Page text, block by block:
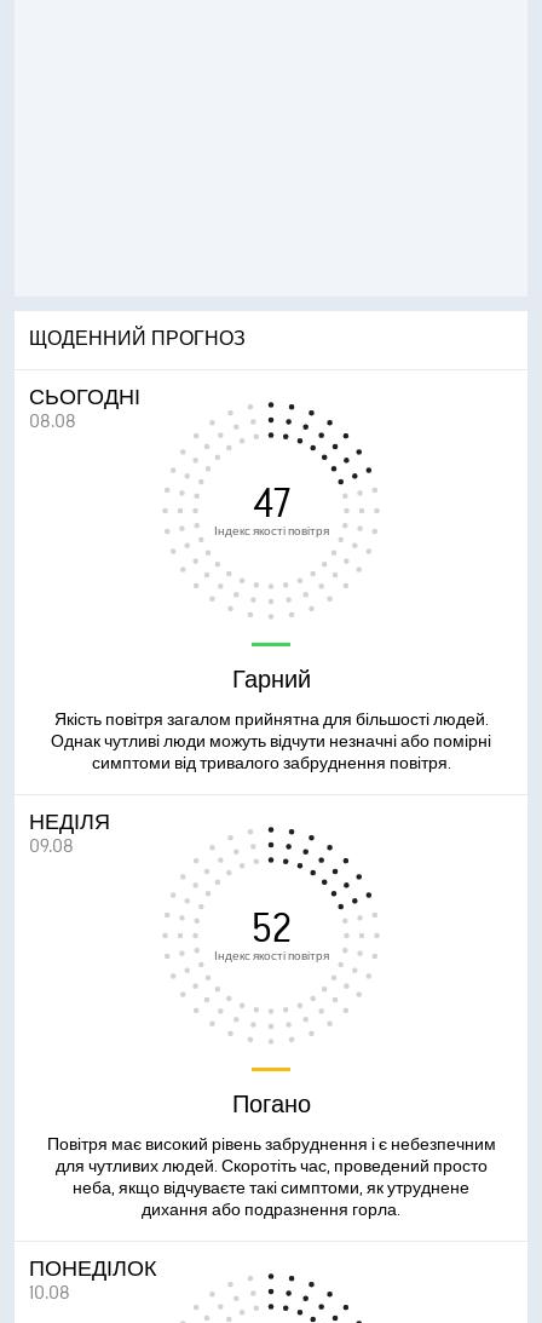
ЩОДЕННИЙ ПРОГНОЗ
СЬОГОДНІ
08.08
47
Індекс якості повітря
Гарний
Якість повітря загалом прийнятна для більшості людей.
Однак чутливі люди можуть відчути незначні або помірні
симптоми від тривалого забруднення повітря.
НЕДІЛЯ
09.08
52
Індекс якості повітря
Погано
Повітря має високий рівень забруднення і є небезпечним
для чутливих людей. Скоротіть час, проведений просто
неба, якщо відчуваєте такі симптоми, як утруднене
дихання або подразнення горла.
ПОНЕДІЛОК
10.08